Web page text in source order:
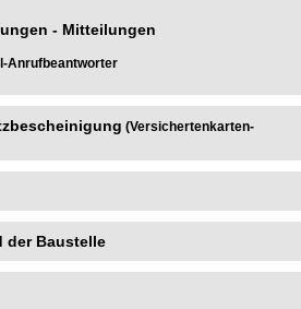
- Mitteilungen
Anrufbeantworter
(Versichertenkarten-
der Baustelle